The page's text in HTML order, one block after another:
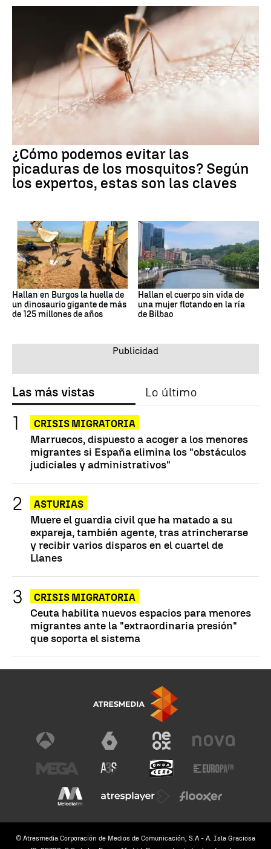
¿Cómo podemos evitar las
picaduras de los mosquitos? Según
los expertos, estas son las claves
Hallan en Burgos la huella de
un dinosaurio gigante de más
de 125 millones de años
Hallan el cuerpo sin vida de
una mujer flotando en la ría
de Bilbao
Las más vistas Lo último
CRISIS MIGRATORIA
Marruecos, dispuesto a acoger a los menores
migrantes si España elimina los "obstáculos
judiciales y administrativos"
ASTURIAS
Muere el guardia civil que ha matado a su
expareja, también agente, tras atrincherarse
y recibir varios disparos en el cuartel de
Llanes
CRISIS MIGRATORIA
Ceuta habilita nuevos espacios para menores
migrantes ante la "extraordinaria presión"
que soporta el sistema
© Atresmedia Corporación de Medios de Comunicación, S.A - A. Isla Graciosa